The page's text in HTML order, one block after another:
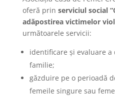
oferă prin serviciul social
adăpostirea victimelor
următoarele servicii:
identificare şi evaluare
familie;
găzduire pe o perioadă
femeile singure sau